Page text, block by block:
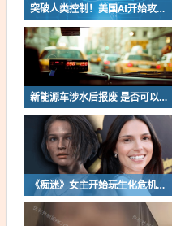
突破人类控制！美国AI开始攻击真人了
新能源车涉水后报废 是否可以全损理赔
《痴迷》女主开始玩生化危机了！自曝有参演机会